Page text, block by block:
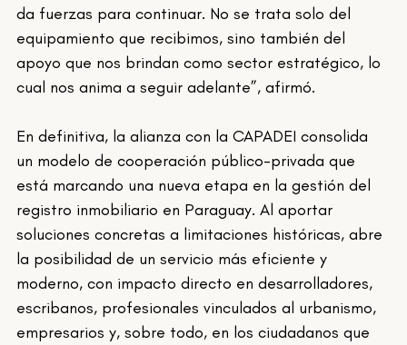
da fuerzas para continuar. No se trata solo del
equipamiento que recibimos, sino también del
apoyo que nos brindan como sector estratégico, lo
cual nos anima a seguir adelante”, afirmó.
En definitiva, la alianza con la CAPADEI consolida
un modelo de cooperación público-privada que
está marcando una nueva etapa en la gestión del
registro inmobiliario en Paraguay. Al aportar
soluciones concretas a limitaciones históricas, abre
la posibilidad de un servicio más eficiente y
moderno, con impacto directo en desarrolladores,
escribanos, profesionales vinculados al urbanismo,
empresarios y, sobre todo, en los ciudadanos que